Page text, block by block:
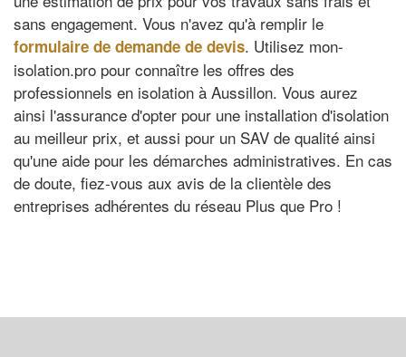
sans engagement. Vous n'avez qu'à remplir le
formulaire de demande de devis. Utilisez mon-
isolation.pro pour connaître les offres des
professionnels en isolation à Aussillon. Vous aurez
ainsi l'assurance d'opter pour une installation d'isolation
au meilleur prix, et aussi pour un SAV de qualité ainsi
qu'une aide pour les démarches administratives. En cas
de doute, fiez-vous aux avis de la clientèle des
entreprises adhérentes du réseau Plus que Pro !